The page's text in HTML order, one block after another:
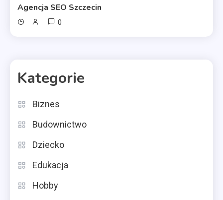
Agencja SEO Szczecin
0
Kategorie
Biznes
Budownictwo
Dziecko
Edukacja
Hobby